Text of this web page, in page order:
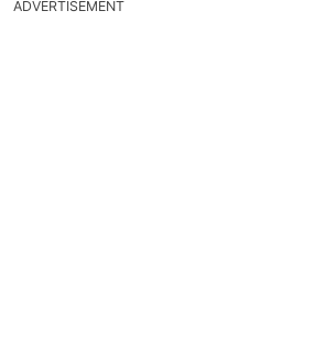
ADVERTISEMENT